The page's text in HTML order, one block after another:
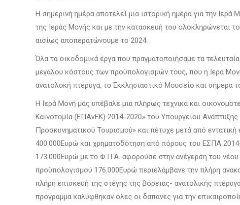
Η σημερινή ημέρα αποτελεί μια ιστορική ημέρα για την
της Ιεράς Μονής και με την κατασκευή του ολοκληρώνεται
αισίως αποπερατώνουμε το 2024.
Όλα τα οικοδομικά έργα που πραγματοποιήσαμε τα
μεγάλου κόστους των προϋπολογισμών τους, που η Ιερά
ανατολοκή πτέρυγα, το Εκκλησιαστικό Μουσείο και σήμερα
Η Ιερά Μονή μας υπέβαλε μια πλήρως τεχνικά και
Καινοτομία (ΕΠΑνΕΚ) 2014-2020» του Υπουργείου
Προσκυνηματικού Τουρισμού» και πέτυχε μετά από
400.000Ευρώ και χρηματοδότηση από πόρους του ΕΣΠΑ
173.000Ευρώ με το Φ.Π.Α. αφορούσε στην ανέγερση του νέου
προϋπολογισμού 176.000Ευρώ περιελάμβανε την πλήρη
πλήρη επισκευή της στέγης της βόρειας- ανατολικής
πρόγραμμα καλύφθηκαν όλες οι δαπάνες για την